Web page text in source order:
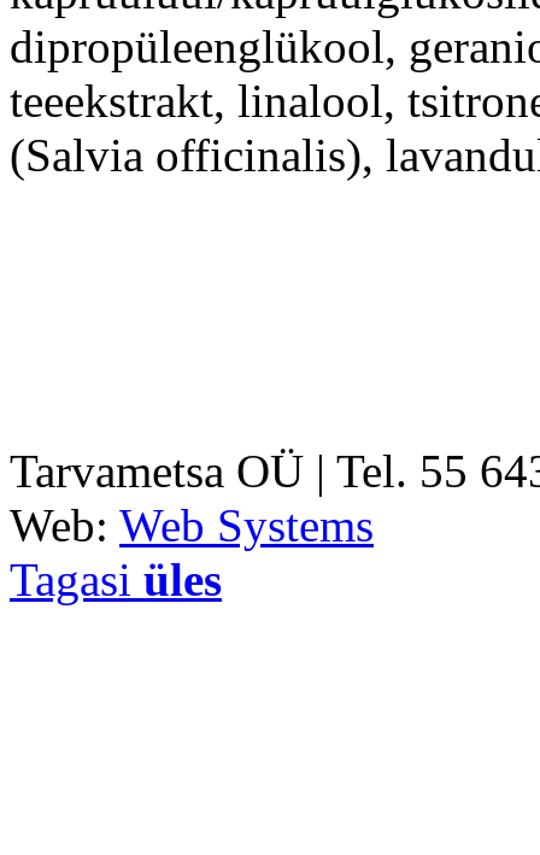
dipropüleenglükool,
teeekstrakt, linalool,
(Salvia officinalis),
Tarvametsa OÜ | Tel. 55
Web: Web Systems
Tagasi üles